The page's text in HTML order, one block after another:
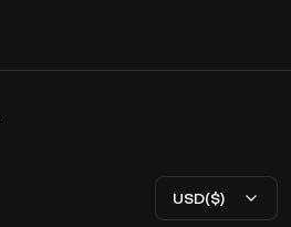
USD($)